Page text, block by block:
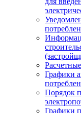
Графики
Порядок
Графики